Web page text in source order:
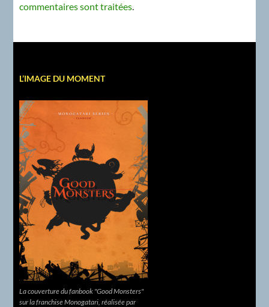
commentaires sont traitées.
L’IMAGE DU MOMENT
La couverture du fanbook "Good Monsters"
sur la franchise Monogatari, réalisée par